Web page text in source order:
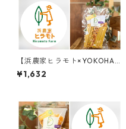
【浜農家ヒラモト×YOKOHAM
A Dry】のドライ食品2点セッ
ト(バターナッツかぼちゃのフ
¥1,632